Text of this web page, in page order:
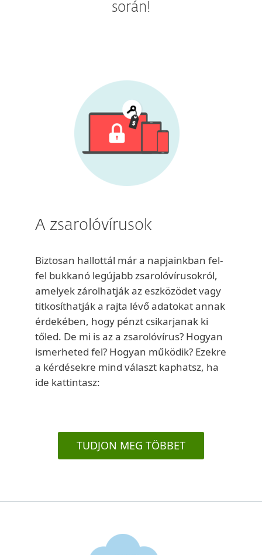
során!
A zsarolóvírusok
Biztosan hallottál már a napjainkban fel-
fel bukkanó legújabb zsarolóvírusokról,
amelyek zárolhatják az eszközödet vagy
titkosíthatják a rajta lévő adatokat annak
érdekében, hogy pénzt csikarjanak ki
tőled. De mi is az a zsarolóvírus? Hogyan
ismerheted fel? Hogyan működik? Ezekre
a kérdésekre mind választ kaphatsz, ha
ide kattintasz:
TUDJON MEG TÖBBET